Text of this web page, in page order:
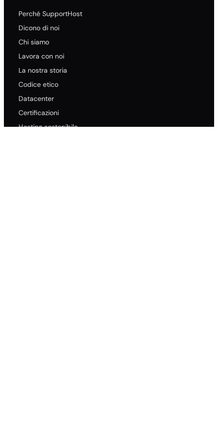
Perché SupportHost
Dicono di noi
Chi siamo
Lavora con noi
La nostra storia
Codice etico
Datacenter
Certificazioni
Hosting sostenibile